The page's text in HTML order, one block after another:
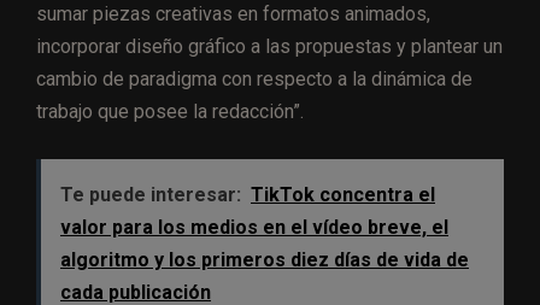
sumar piezas creativas en formatos animados,
incorporar diseño gráfico a las propuestas y plantear un
cambio de paradigma con respecto a la dinámica de
trabajo que posee la redacción”.
Te puede interesar: TikTok concentra el
valor para los medios en el vídeo breve, el
algoritmo y los primeros diez días de vida de
cada publicación